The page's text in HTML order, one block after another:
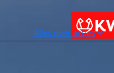
Alles over acties